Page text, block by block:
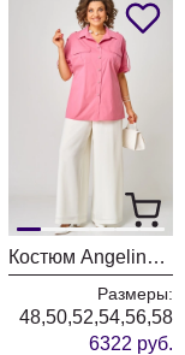
Костюм Angelina & Company 1244
Размеры:
48,50,52,54,56,58
6322 руб.